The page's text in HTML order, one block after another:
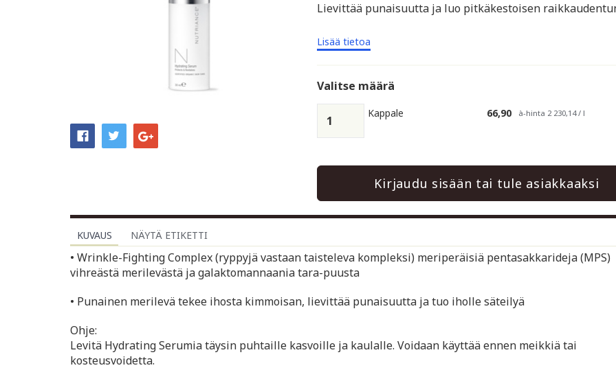
Lievittää punaisuutta ja luo pitkäkestoisen
Lisää tietoa
Valitse määrä
Kappale 66,90 à-hinta 2 230,14 / l
Kirjaudu sisään tai tule asiakkaaksi
KUVAUS NÄYTÄ ETIKETTI
• Wrinkle-Fighting Complex (ryppyjä vastaan taisteleva kompleksi) meriperäisiä pentasakkarideja (MPS)
vihreästä merilevästä ja galaktomannaania tara-puusta
• Punainen merilevä tekee ihosta kimmoisan, lievittää punaisuutta ja tuo iholle säteilyä
Ohje:
Levitä Hydrating Serumia täysin puhtaille kasvoille ja kaulalle. Voidaan käyttää ennen meikkiä tai
kosteusvoidetta.